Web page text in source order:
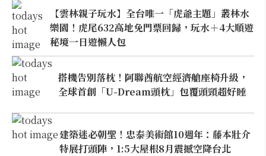
【雲林親子玩水】全台唯一「虎爺主題」叢林水
樂園！虎尾632高地免門票回歸，玩水＋4大順遊
秘境一日遊懶人包
搭機告別落枕！阿聯酋航空經濟艙座椅升級，
全球首創「U-Dream頭枕」包覆頭頸超好睡
建築迷必朝聖！忠泰美術館10週年：藤本壯介
特展打頭陣，1:5大屋根8月震撼空降台北